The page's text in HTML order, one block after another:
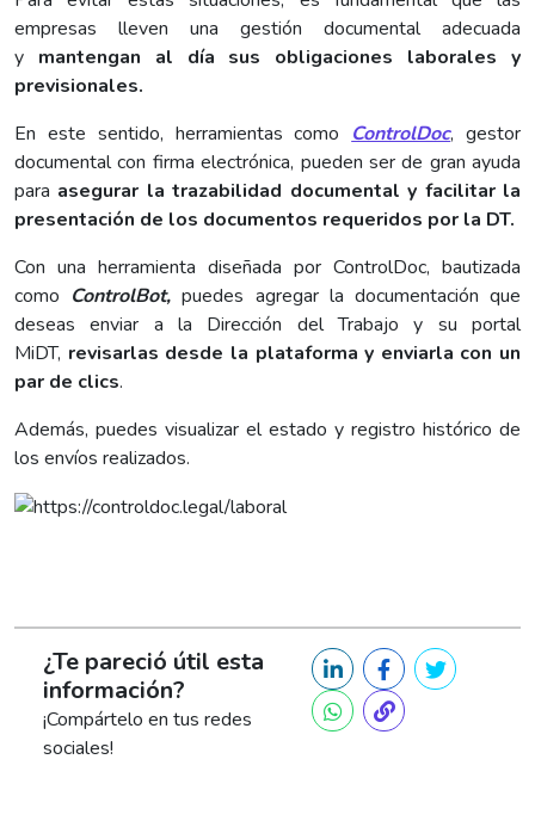
empresas lleven una gestión documental adecuada
y mantengan al día sus obligaciones laborales y
previsionales.
En este sentido, herramientas como ControlDoc, gestor
documental con firma electrónica, pueden ser de gran ayuda
para asegurar la trazabilidad documental y facilitar la
presentación de los documentos requeridos por la DT.
Con una herramienta diseñada por ControlDoc, bautizada
como ControlBot, puedes agregar la documentación que
deseas enviar a la Dirección del Trabajo y su portal
MiDT, revisarlas desde la plataforma y enviarla con un
par de clics.
Además, puedes visualizar el estado y registro histórico de
los envíos realizados.
¿Te pareció útil esta
información?
¡Compártelo en tus redes
sociales!